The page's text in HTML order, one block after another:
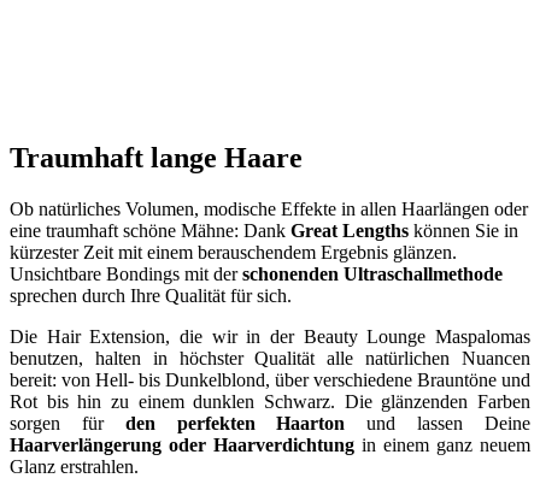
Traumhaft lange Haare
Ob natürliches Volumen, modische Effekte in allen Haarlängen oder
eine traumhaft schöne Mähne: Dank Great Lengths können Sie in
kürzester Zeit mit einem berauschendem Ergebnis glänzen.
Unsichtbare Bondings mit derschonenden Ultraschallmethode
sprechen durch Ihre Qualität für sich.
Die Hair Extension, die wir in der Beauty Lounge Maspalomas
benutzen, halten in höchster Qualität alle natürlichen Nuancen
bereit: von Hell- bis Dunkelblond, über verschiedene Brauntöne und
Rot bis hin zu einem dunklen Schwarz. Die glänzenden Farben
sorgen für den perfekten Haarton und lassen Deine
Haarverlängerung oder Haarverdichtung in einem ganz neuem
Glanz erstrahlen.